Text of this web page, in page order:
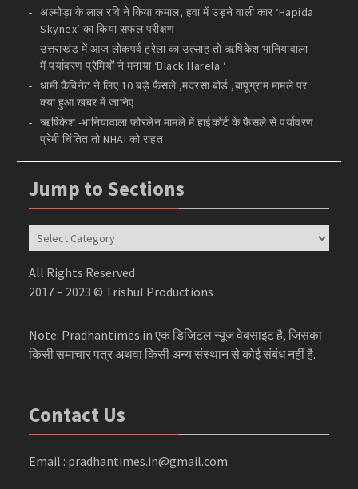
अल्मोड़ा के लाल रवि ने किया कमाल, हवा में उड़ने वाली कार ‘Hapida
Skynex’ का किया सफल परीक्षण
उत्तराखंड में आज लोकपर्व हरेला का उत्साह तो ऋषिकेश भानियावाला
में पर्यावरण प्रेमियों ने मनाया ‘Black Harela ‘
धामी कैबिनेट ने लिए 10 बड़े फैसले ,मदरसा बोर्ड ,बापूग्राम मामले पर
क्या हुआ खबर में जानिए
ऋषिकेश -भानियावाला फोरलेन मामले में हाईकोर्ट के फैसले से पर्यावरण
प्रेमी चिंतित तो NHAI को राहत
Jump to Sections
Jump
to
Sections
All Rights Reserved
2017 – 2023 © Trishul Productions
Note: Pradhantimes.in एक डिजिटल न्यूज़ वेबसाइट है, जिसका
किसी समाचार पत्र अथवा किसी अन्य संस्थान से कोई संबंध नहीं है.
Contact Us
Email : pradhantimes.in@gmail.com